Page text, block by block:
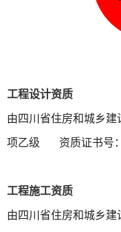
工程设计资质
由四川省住房和城乡
项乙级 资质证书号：
工程施工资质
由四川省住房和城乡